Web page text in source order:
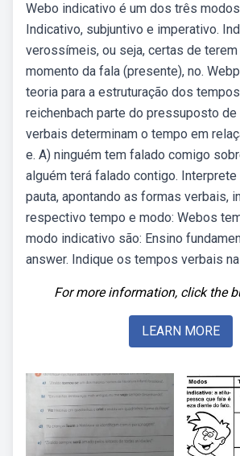
Webo indicativo é um dos três
Indicativo, subjuntivo e imperativo.
verossímeis, ou seja, certas de
momento da fala (presente), no.
teoria para a estruturação dos
reichenbach parte do pressuposto
verbais determinam o tempo em
e. A) ninguém tem falado comigo
alguém terá falado contigo. Interprete
pauta, apontando as formas verbais,
respectivo tempo e modo: Webos
modo indicativo são: Ensino
answer. Indique os tempos verbais
For more information, click the
LEARN MORE